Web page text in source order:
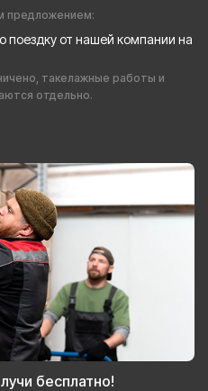
предложением:
поездку от нашей компании на
такелажные работы и
отдельно.
бесплатно!